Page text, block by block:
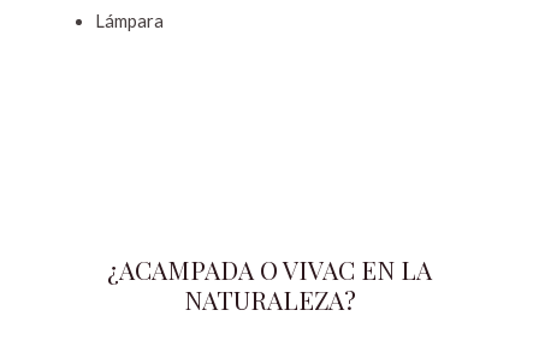
Lámpara
¿ACAMPADA O VIVAC EN LA
NATURALEZA?